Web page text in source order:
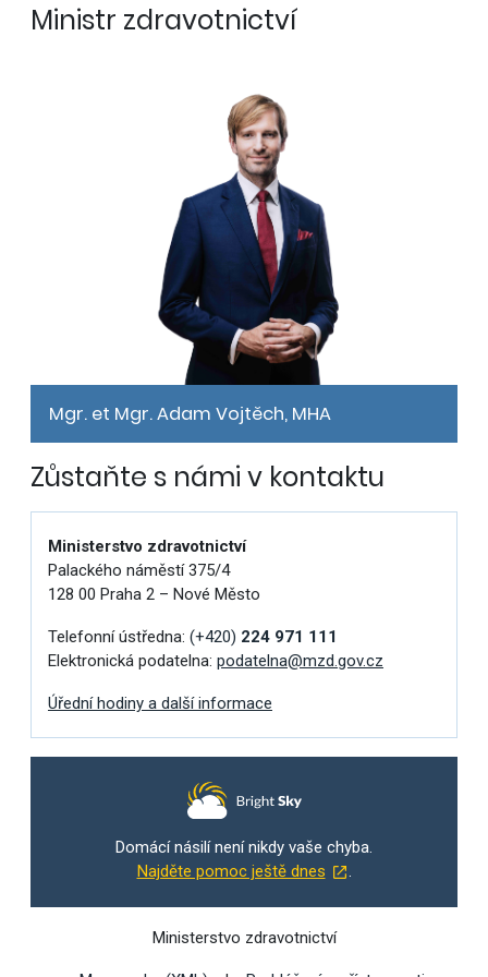
Ministr zdravotnictví
Mgr. et Mgr. Adam Vojtěch, MHA
Zůstaňte s námi v kontaktu
Ministerstvo zdravotnictví
Palackého náměstí 375/4
128 00 Praha 2 – Nové Město
Telefonní ústředna: (+420) 224 971 111
Elektronická podatelna: podatelna@mzd.gov.cz
Úřední hodiny a další informace
Domácí násilí není nikdy vaše chyba.
Najděte pomoc ještě dnes
Ministerstvo zdravotnictví